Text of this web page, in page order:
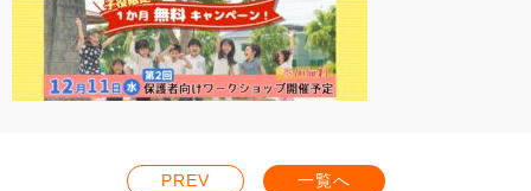
PREV 一覧へ